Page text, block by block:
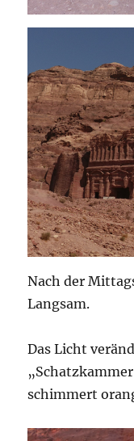
Nach der
Langsam.
Das Licht
schimmert